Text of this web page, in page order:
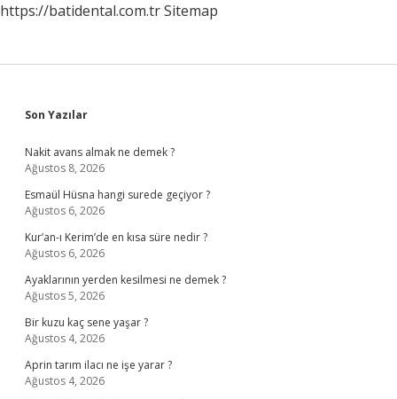
https://batidental.com.trSitemap
Sidebar
Son Yazılar
Nakit avans almak ne demek ?
Ağustos 8, 2026
Esmaül Hüsna hangi surede geçiyor ?
Ağustos 6, 2026
Kur’an-ı Kerim’de en kısa süre nedir ?
Ağustos 6, 2026
Ayaklarının yerden kesilmesi ne demek ?
Ağustos 5, 2026
Bir kuzu kaç sene yaşar ?
Ağustos 4, 2026
Aprin tarım ilacı ne işe yarar ?
Ağustos 4, 2026